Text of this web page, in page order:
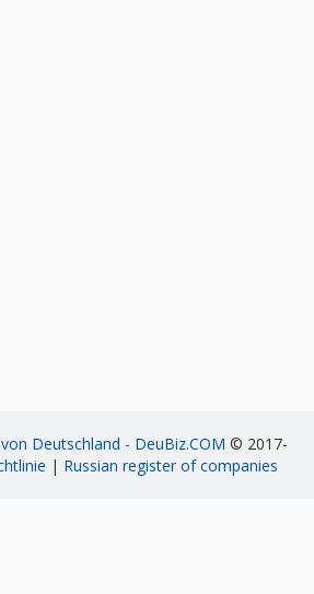
Deutschland - DeuBiz.COM © 2017-
| Russian register of companies